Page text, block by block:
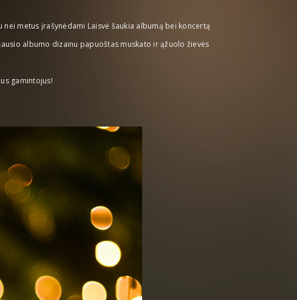
metus įrašynėdami Laisvė šaukia albumą bei koncertą
albumo dizainu papuoštas muskato ir ąžuolo žievės
gamintojus!